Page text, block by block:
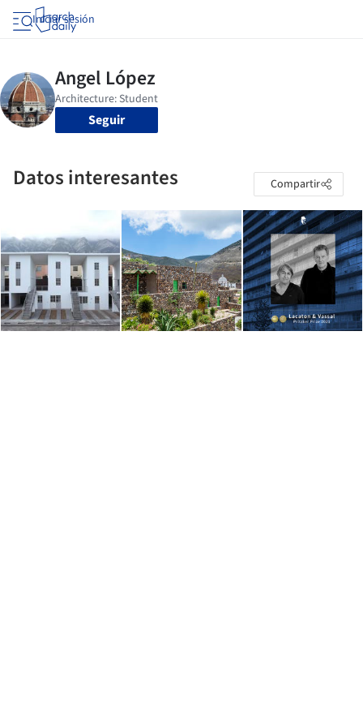
Iniciar sesión
Seguir
Datos interesantes Compartir